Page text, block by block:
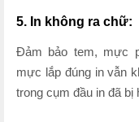
5. In không ra chữ:
Đảm bảo tem, mực
mực lắp đúng in vẫn
trong cụm đầu in đã bị